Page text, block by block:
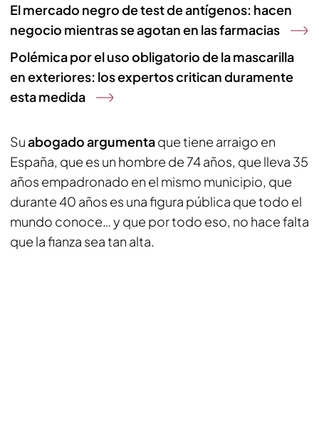
El mercado negro de test de antígenos: hacen
negocio mientras se agotan en las farmacias
Polémica por el uso obligatorio de la mascarilla
en exteriores: los expertos critican duramente
esta medida
Suabogado argumentaque tiene arraigo en
España, que es un hombre de 74 años, que lleva 35
años empadronado en el mismo municipio, que
durante 40 años es una figura pública que todo el
mundo conoce… y que por todo eso, no hace falta
que la fianza sea tan alta.